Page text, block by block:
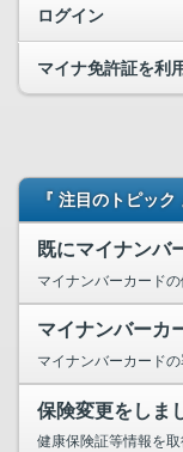
ログイン
マイナ免許証を利
『 注目のトピッ
マイナンバーカードの
マイナンバーカード
健康保険証等情報を